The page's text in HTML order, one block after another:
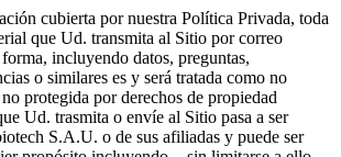
cubierta por nuestra Política Privada, toda
que Ud. transmita al Sitio por correo
incluyendo datos, preguntas,
o similares es y será tratada como no
protegida por derechos de propiedad
Ud. trasmita o envíe al Sitio pasa a ser
S.A.U. o de sus afiliadas y puede ser